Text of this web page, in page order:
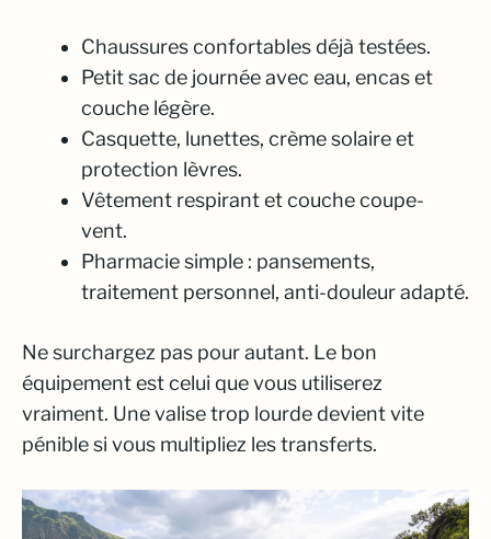
Chaussures confortables déjà testées.
Petit sac de journée avec eau, encas et
couche légère.
Casquette, lunettes, crème solaire et
protection lèvres.
Vêtement respirant et couche coupe-
vent.
Pharmacie simple : pansements,
traitement personnel, anti-douleur adapté.
Ne surchargez pas pour autant. Le bon
équipement est celui que vous utiliserez
vraiment. Une valise trop lourde devient vite
pénible si vous multipliez les transferts.